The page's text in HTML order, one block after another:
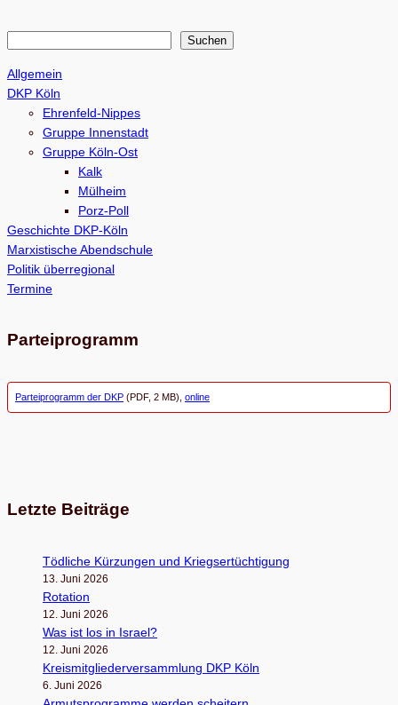
c
Suchen
Allgemein
DKP Köln
Ehrenfeld-Nippes
Gruppe Innenstadt
Gruppe Köln-Ost
Kalk
Mülheim
Porz-Poll
Geschichte DKP-Köln
Marxistische Abendschule
Politik überregional
Termine
Parteiprogramm
Parteiprogramm der DKP (PDF, 2 MB), online
Letzte Beiträge
Töd­li­che Kür­zun­gen und Kriegsertüchtigung
13. Juni 2026
Rota­tion
12. Juni 2026
Was ist los in Israel?
12. Juni 2026
Kreis­mit­glie­der­ver­samm­lung DKP Köln
6. Juni 2026